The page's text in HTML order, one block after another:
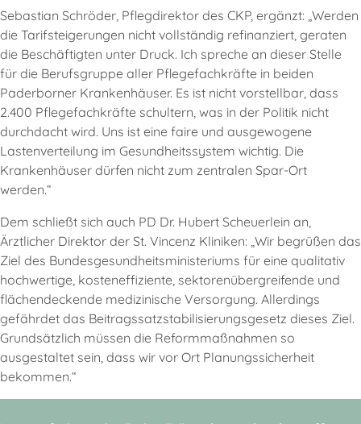
Sebastian Schröder, Pflegdirektor des CKP, ergänzt: „Werden
die Tarifsteigerungen nicht vollständig refinanziert, geraten
die Beschäftigten unter Druck. Ich spreche an dieser Stelle
für die Berufsgruppe aller Pflegefachkräfte in beiden
Paderborner Krankenhäuser. Es ist nicht vorstellbar, dass
2.400 Pflegefachkräfte schultern, was in der Politik nicht
durchdacht wird. Uns ist eine faire und ausgewogene
Lastenverteilung im Gesundheitssystem wichtig. Die
Krankenhäuser dürfen nicht zum zentralen Spar-Ort
werden.“
Dem schließt sich auch PD Dr. Hubert Scheuerlein an,
Ärztlicher Direktor der St. Vincenz Kliniken: „Wir begrüßen das
Ziel des Bundesgesundheitsministeriums für eine qualitativ
hochwertige, kosteneffiziente, sektorenübergreifende und
flächendeckende medizinische Versorgung. Allerdings
gefährdet das Beitragssatzstabilisierungsgesetz dieses Ziel.
Grundsätzlich müssen die Reformmaßnahmen so
ausgestaltet sein, dass wir vor Ort Planungssicherheit
bekommen.“